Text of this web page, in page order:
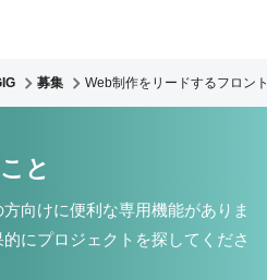
募集 Web制作をリードするフロン
と
向けに便利な専用機能がありま
にプロジェクトを探してくださ